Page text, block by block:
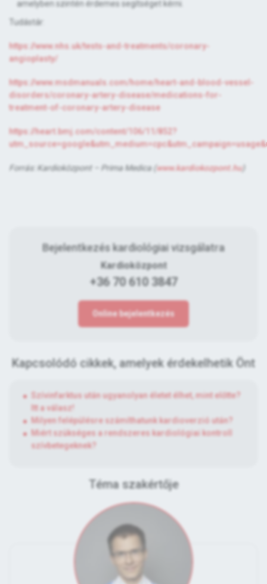
amelyben szintén érdemes segítséget kérni.
Tudástár:
https://www.nhs.uk/tests-and-treatments/coronary-
angioplasty/
https://www.msdmanuals.com/home/heart-and-blood-vessel-
disorders/coronary-artery-disease/medications-for-
treatment-of-coronary-artery-disease
https://heart.bmj.com/content/106/11/852?
Forrás: Kardioközpont – Prima Medica ( www.kardiokozpont.hu)
Bejelentkezés kardiológiai vizsgálatra
Kardioközpont
+36 70 610 3847
Online bejelentkezés
Kapcsolódó cikkek, amelyek érdekelhetik Önt
Szívinfarktus után ugyanolyan életet élhet, mint előtte?
Itt a válasz!
Milyen felépülésre számíthatunk kardioverzió után?
Miért szükséges a rendszeres kardiológiai kontroll
szívbetegeknek?
Téma szakértője